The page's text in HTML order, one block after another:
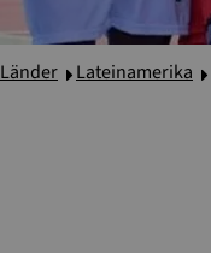
Länder Lateinamerika